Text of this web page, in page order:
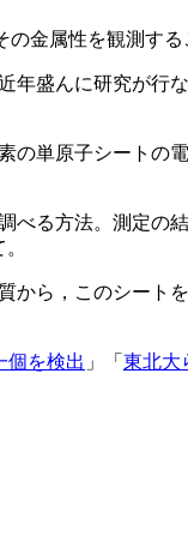
金属性を観測す
年盛んに研究が行
単原子シートの
る方法。測定の
ら，このシート
個を検出 」「 東北大